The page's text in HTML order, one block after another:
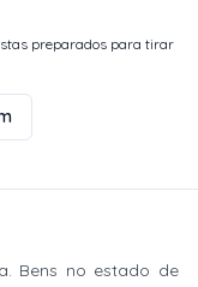
preparados para tirar
Bens no estado de